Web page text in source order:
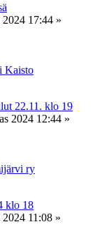
2024 17:44 »
Kaisto
22.11. klo 19
2024 12:44 »
ry
klo 18
11:08 »